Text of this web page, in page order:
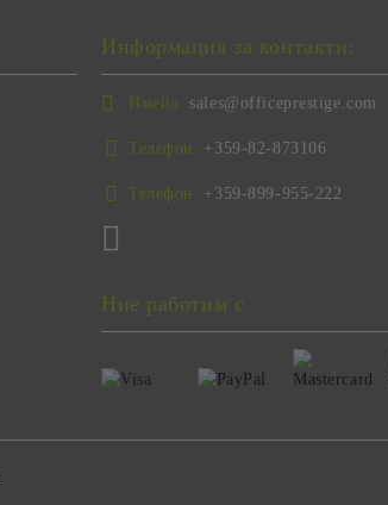
Информация за контакти:
Имейл: sales@officeprestige.com
Телефон: +359-82-873106
Телефон: +359-899-955-222
Ние работим с